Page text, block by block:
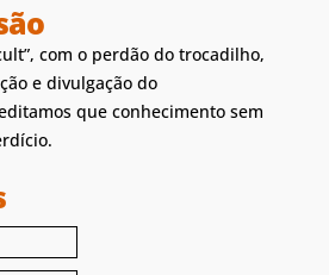
com o perdão do trocadilho,
e divulgação do
que conhecimento sem